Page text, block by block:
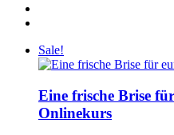
Sale!
Eine frische Brise
Onlinekurs